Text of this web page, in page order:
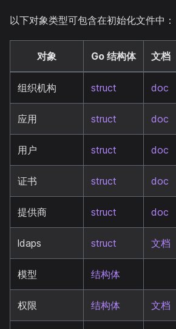
以下对象类型可包含在初始化文件中：
对象 Go 结构体 文档
组织机构 struct doc
应用 struct doc
用户 struct doc
证书 struct doc
提供商 struct doc
ldaps struct 文档
模型 结构体
权限 结构体 文档